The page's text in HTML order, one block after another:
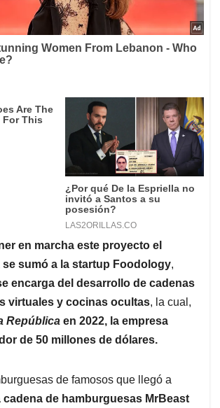
en marcha este proyecto el
sumó a la startup Foodology,
encarga del desarrollo de cadenas
virtuales y cocinas ocultas, la cual,
República en 2022, la empresa
de 50 millones de dólares.
de famosos que llegó a
cadena de hamburguesas MrBeast